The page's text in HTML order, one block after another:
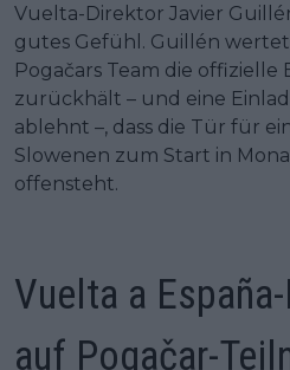
Vuelta-Direktor Javier
gutes Gefühl. Guillén wertet
Pogačars Team die
zurückhält – und eine
ablehnt –, dass die Tür für
Slowenen zum Start in
offensteht.
Vuelta a
auf Pogačar-